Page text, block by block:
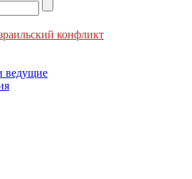
конфликт
ведущие